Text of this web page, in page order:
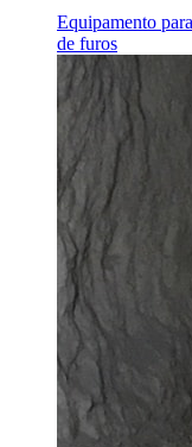
Equipamento
de furos